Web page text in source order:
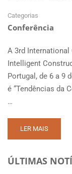
Categorias
Conferência
A 3rd
Intelligent
Portugal, de 6 a 9
é “Tendências da
…
READ
MORE
ISIC
LER MAIS
ÚLTIMAS